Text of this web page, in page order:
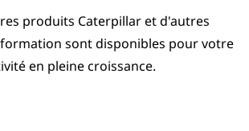
produits Caterpillar et d'autres
sont disponibles pour votre
en pleine croissance.